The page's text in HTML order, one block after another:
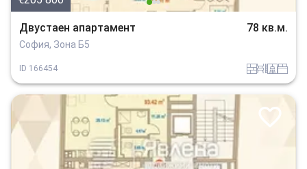
Двустаен апартамент 78 кв.м.
София, Зона Б5
ID 166454 tuhlaobzavejdne_0 sanitarno_pomeshtenie spalnia